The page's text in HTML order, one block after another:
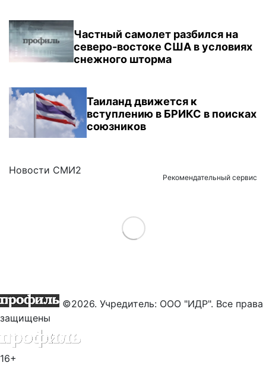
Частный самолет разбился на
северо-востоке США в условиях
снежного шторма
Таиланд движется к
вступлению в БРИКС в поисках
союзников
Новости СМИ2
Рекомендательный сервис
Load More
©2026. Учредитель: ООО "ИДР". Все права
защищены
16+